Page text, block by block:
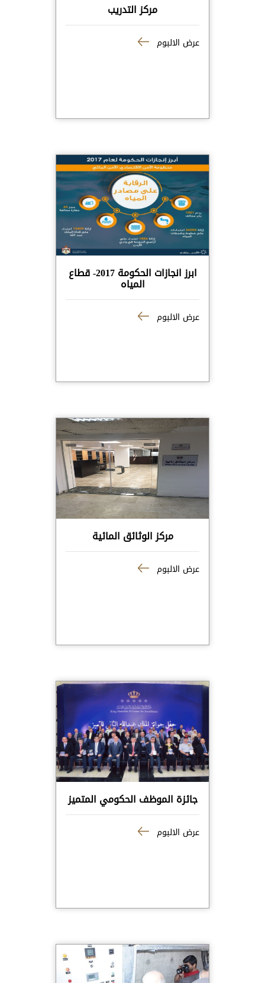
مركز التدريب
عرض الالبوم
ابرز انجازات الحكومة 2017- قطاع
المياه
عرض الالبوم
مركز الوثائق المائية
عرض الالبوم
جائزة الموظف الحكومي المتميز
عرض الالبوم